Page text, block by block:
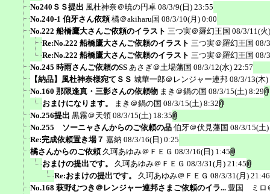
No240ＳＳ提出 風杜神奈＠暁の円卓 08/3/9(日) 23:55
No.240-1 伯牙さん依頼 橘＠akiharu国 08/3/10(月) 0:00
No.222 船橋鷹大さんご依頼のイラスト 三つ実＠羅幻王国 08/3/11(火
Re:No.222 船橋鷹大さんご依頼のイラスト 三つ実＠羅幻王国 08/
Re:No.222 船橋鷹大さんご依頼のイラスト 三つ実＠羅幻王国 08/
No.245 時雨さんご依頼のSS あさぎ＠土場藩国 08/3/12(水) 22:57
【納品】風杜神奈様宛てＳＳ 城華一郎＠レンジャー連邦 08/3/13(木)
No.160 那限逢真・三影さんの依頼物 まき＠鍋の国 08/3/15(土) 8:29
おまけになります。
まき＠鍋の国 08/3/15(土) 8:32
No.256提出 黒霧＠天領 08/3/15(土) 18:35
No.255 ソーニャさんからのご依頼の品 伯牙＠伏見藩国 08/3/15(土
Re:完成依頼置き場７ 嘉納 08/3/16(日) 0:25
橘さんからのご依頼 久珂あゆみ＠ＦＥＧ 08/3/16(日) 1:45
おまけの提出です。
久珂あゆみ＠ＦＥＧ 08/3/31(月) 21:45
Re:おまけの提出です。
久珂あゆみ＠ＦＥＧ 08/3/31(月) 21:46
No.168 萩野むつき＠レンジャー連邦さまご依頼のイラ... 豊国 ミロ